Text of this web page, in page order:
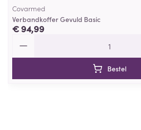
Covarmed
Verbandkoffer Gevuld Basic
€ 94,99
Bestel